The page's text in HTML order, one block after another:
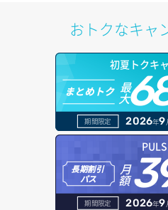
サブネット詳細取得
セキュリティグループ ルール一覧取得
セキュリティグループ ルール作成
セキュリティグループ ルール削除
セキュリティグループ ルール詳細取
セキュリティグループ一覧取得
ヘルスモニタ一覧取得
ヘルスモニタ作成
ヘルスモニタ削除
ヘルスモニタ更新
ヘルスモニタ詳細取得
オブジェクトダウンロード
オブジェクトバージョン管理
オブジェクト一覧取得
オブジェクト削除
オブジェクト削除予約
ドメイン情報登録
ドメイン詳細取得
レコード一覧取得
レコード作成
おトクなキャ
初夏トクキ
まとめトク 最
大
期間限定 2026年9
長期割引
パス
月
額
期間限定 2026年9